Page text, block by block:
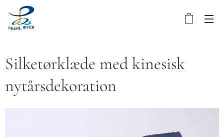
Silketørklæde med kinesisk
nytårsdekoration